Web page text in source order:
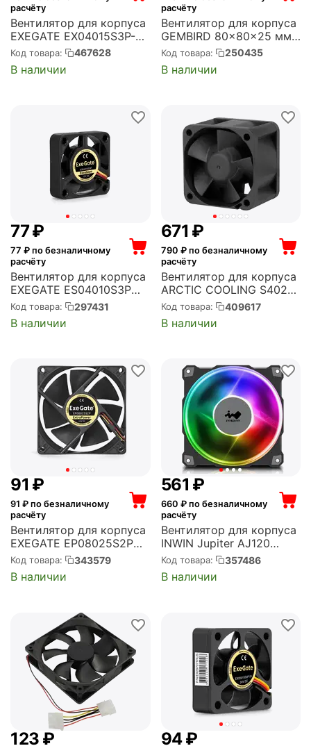
расчёту
Вентилятор для корпуса
EXEGATE EX04015S3P-24
40x40x15 мм, 7500 об/
мин, 9 CFM, 32 дБ, 3 pin
(EX297065RUS)
Код товара: 467628
В наличии
расчёту
Вентилятор для корпуса
GEMBIRD 80x80x25 мм,
3000 об/мин, 30 CFM, 29
дБ, 3 pin (D8025HM-3)
Код товара: 250435
В наличии
‍77‍₽
77 ₽ по безналичному
расчёту
Вентилятор для корпуса
EXEGATE ES04010S3P
40x40x10 мм, 4000 об/
мин, 4 CFM, 19 дБ, 3 pin
(EX283364RUS)
Код товара: 297431
В наличии
‍671‍ ₽
790 ₽ по безналичному
расчёту
Вентилятор для корпуса
ARCTIC COOLING S4028-
6K 40x40x28 мм, 6000
об/мин, 7 CFM, 47 дБ, 4
pin (ACFAN00185A)
Код товара: 409617
В наличии
‍91‍ ₽
91 ₽ по безналичному
расчёту
Вентилятор для корпуса
EXEGATE EP08025S2P
80x80x25 мм, 2800 об/
мин, 41 CFM, 29 дБ, 2 pin
(EX283375RUS)
Код товара: 343579
В наличии
‍561‍ ₽
660 ₽ по безналичному
расчёту
Вентилятор для корпуса
INWIN Jupiter AJ120
120x120x25 мм, 1800 об/
мин, 70 CFM, 35 дБ, 4 pin
PWM, разноцветная
Код товара: 357486
В наличии
‍123‍ ₽ ‍94‍₽